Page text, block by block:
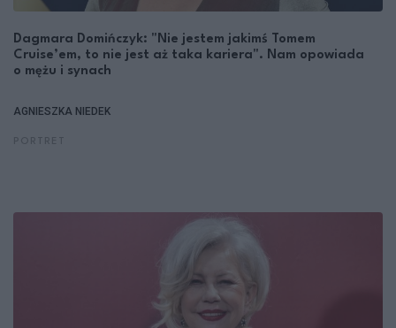
Dagmara Domińczyk: "Nie jestem jakimś Tomem
Cruise’em, to nie jest aż taka kariera". Nam opowiada
o mężu i synach
AGNIESZKA NIEDEK